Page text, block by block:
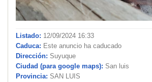
Listado: 12/09/2024 16:33
Caduca: Este anuncio ha caducado
Dirección: Suyuque
Ciudad (para google maps): San luis
Provincia: SAN LUIS